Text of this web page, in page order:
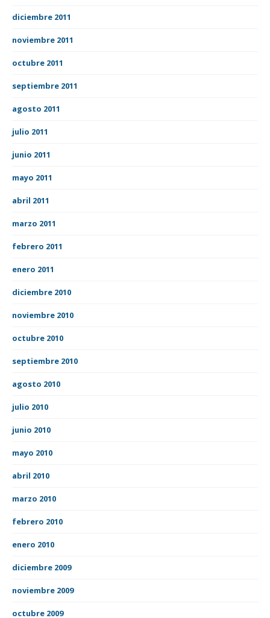
diciembre 2011
noviembre 2011
octubre 2011
septiembre 2011
agosto 2011
julio 2011
junio 2011
mayo 2011
abril 2011
marzo 2011
febrero 2011
enero 2011
diciembre 2010
noviembre 2010
octubre 2010
septiembre 2010
agosto 2010
julio 2010
junio 2010
mayo 2010
abril 2010
marzo 2010
febrero 2010
enero 2010
diciembre 2009
noviembre 2009
octubre 2009